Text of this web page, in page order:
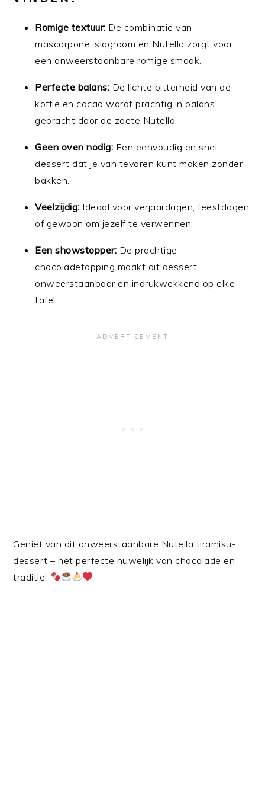
Romige textuur: De combinatie van
mascarpone, slagroom en Nutella zorgt voor
een onweerstaanbare romige smaak.
Perfecte balans: De lichte bitterheid van de
koffie en cacao wordt prachtig in balans
gebracht door de zoete Nutella.
Geen oven nodig: Een eenvoudig en snel
dessert dat je van tevoren kunt maken zonder
bakken.
Veelzijdig: Ideaal voor verjaardagen, feestdagen
of gewoon om jezelf te verwennen.
Een showstopper: De prachtige
chocoladetopping maakt dit dessert
onweerstaanbaar en indrukwekkend op elke
tafel.
Geniet van dit onweerstaanbare Nutella tiramisu-
dessert – het perfecte huwelijk van chocolade en
traditie!